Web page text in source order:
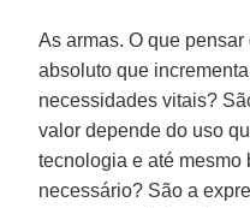
As armas. O que pensar
absoluto que
necessidades vitais?
valor depende do uso
tecnologia e até mesmo
necessário? São a